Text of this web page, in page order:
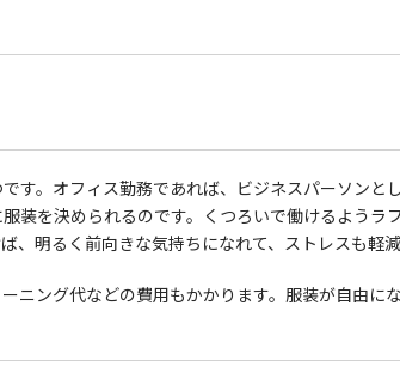
す。オフィス勤務であれば、ビジネスパーソンと
装を決められるのです。くつろいで働けるようラ
、明るく前向きな気持ちになれて、ストレスも軽
ニング代などの費用もかかります。服装が自由に